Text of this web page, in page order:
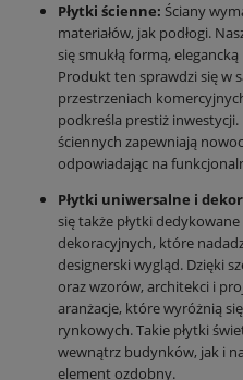
Płytki ścienne: Ściany
materiałów, jak podłogi.
się smukłą formą,
Produkt ten sprawdzi się w
przestrzeniach
podkreśla prestiż inwestycji.
ściennych zapewniają
odpowiadając na
Płytki uniwersalne i
się także płytki
dekoracyjnych, które
designerski wygląd. Dzięki
oraz wzorów, architekci i
aranżacje, które wyróżnią
rynkowych. Takie płytki
wewnątrz budynków, jak i
element ozdobny.